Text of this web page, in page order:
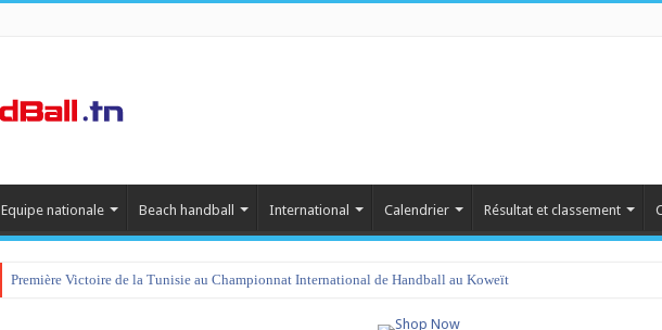
Equipe nationale Beach handball International Calendrier Résultat et classement
Première Victoire de la Tunisie au Championnat International de Handball au Koweït